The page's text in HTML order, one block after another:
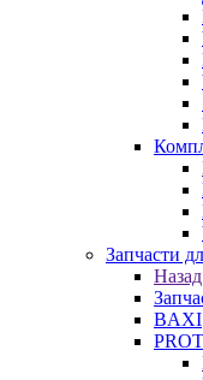
Запчасти
Назад
BAXI